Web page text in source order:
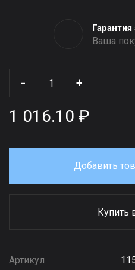
Ваша
- +
1 016.10 ₽
Добавить
Купить
Артикул